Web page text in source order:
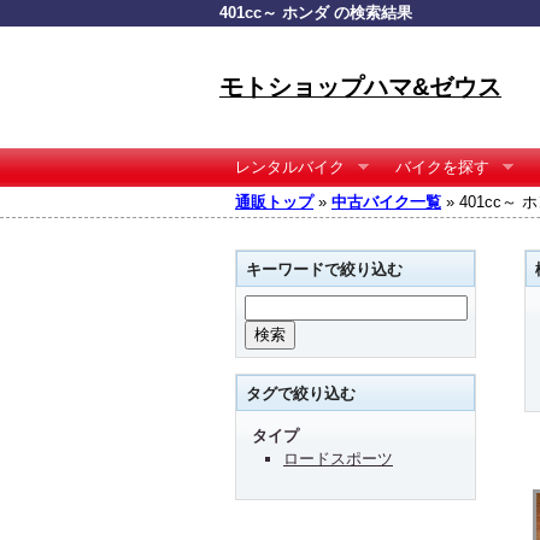
401cc～ ホンダ の検索結果
モトショップハマ&ゼウス
レンタルバイク
バイクを探す
通販トップ» 中古バイク一覧 » 401cc～
キーワードで絞り込む
タグで絞り込む
タイプ
ロードスポーツ